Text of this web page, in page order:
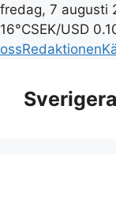
fredag, 7 augusti
16°CSEK/USD
ossRedaktionen
innehåll